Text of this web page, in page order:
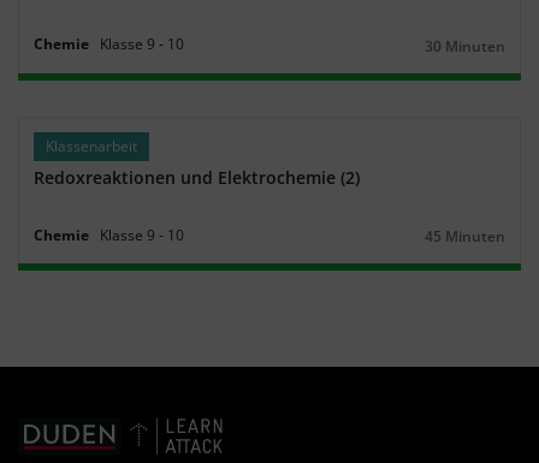
Chemie Klasse 9 ‐ 10
Dauer:
30 Minuten
Klassenarbeit
Redoxreaktionen und Elektrochemie (2)
Chemie Klasse 9 ‐ 10
Dauer:
45 Minuten